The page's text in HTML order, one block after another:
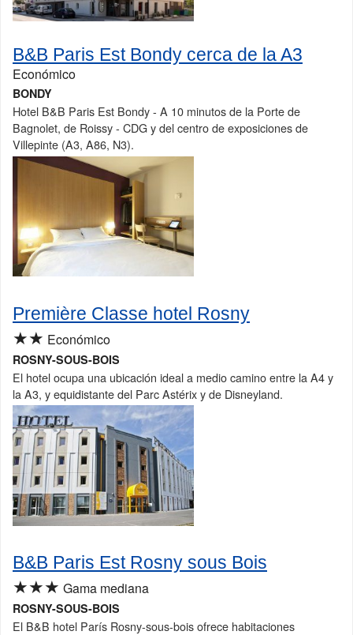
B&B Paris Est Bondy cerca de la A3
Económico
BONDY
Hotel B&B Paris Est Bondy - A 10 minutos de la Porte de
Bagnolet, de Roissy - CDG y del centro de exposiciones de
Villepinte (A3, A86, N3).
Première Classe hotel Rosny
★★ Económico
ROSNY-SOUS-BOIS
El hotel ocupa una ubicación ideal a medio camino entre la A4 y
la A3, y equidistante del Parc Astérix y de Disneyland.
B&B Paris Est Rosny sous Bois
★★★ Gama mediana
ROSNY-SOUS-BOIS
El B&B hotel París Rosny-sous-bois ofrece habitaciones